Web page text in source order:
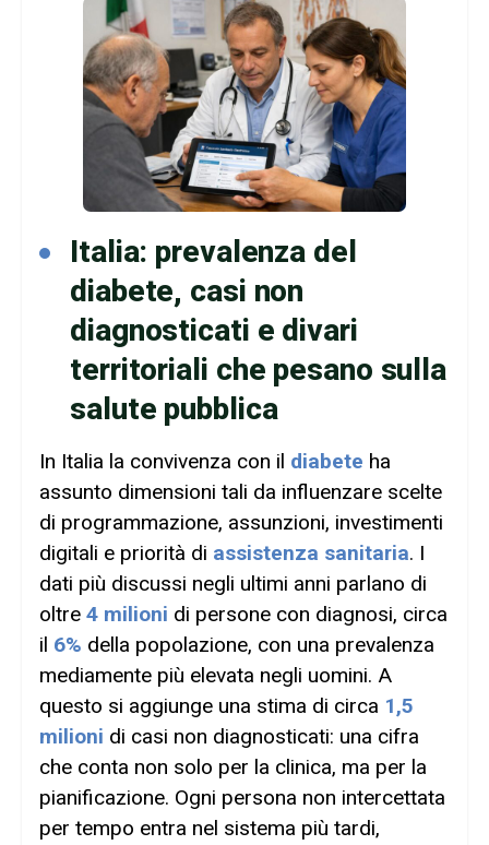
Italia: prevalenza del
diabete, casi non
diagnosticati e divari
territoriali che pesano sulla
salute pubblica
In Italia la convivenza con il diabete ha
assunto dimensioni tali da influenzare scelte
di programmazione, assunzioni, investimenti
digitali e priorità di assistenza sanitaria. I
dati più discussi negli ultimi anni parlano di
oltre 4 milioni di persone con diagnosi, circa
il 6% della popolazione, con una prevalenza
mediamente più elevata negli uomini. A
questo si aggiunge una stima di circa 1,5
milioni di casi non diagnosticati: una cifra
che conta non solo per la clinica, ma per la
pianificazione. Ogni persona non intercettata
per tempo entra nel sistema più tardi,